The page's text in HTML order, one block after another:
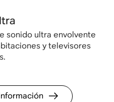
sonido ultra envolvente
y televisores